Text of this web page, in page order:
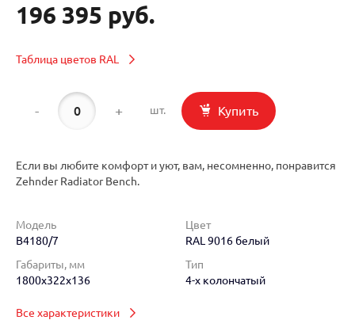
196 395 руб.
Таблица цветов RAL
- + шт. Купить
Если вы любите комфорт и уют, вам, несомненно, понравится
Zehnder Radiator Bench.
Модель
B4180/7
Цвет
RAL 9016 белый
Габариты, мм
1800x322x136
Тип
4-х колончатый
Все характеристики